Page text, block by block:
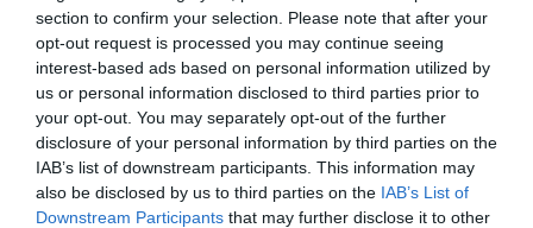
section to confirm your selection. Please note that after your
opt-out request is processed you may continue seeing
interest-based ads based on personal information utilized by
us or personal information disclosed to third parties prior to
your opt-out. You may separately opt-out of the further
disclosure of your personal information by third parties on the
IAB’s list of downstream participants. This information may
also be disclosed by us to third parties on the IAB’s List of
Downstream Participants that may further disclose it to other
που εκπροσωπούν και περιλαμβάνουν όλους
μας, θέτοντας ψηλότερα τον πήχυ της
προσβασιμότητας στον χώρο εργασίας, ζώντας
και δουλεύοντας στο μεταίχμιο της συλλογικής
ανθρώπινης εμπειρίας, δικαιώνουμε την
τεράστια επιρροή που ασκούμε. […] Η ιστορία